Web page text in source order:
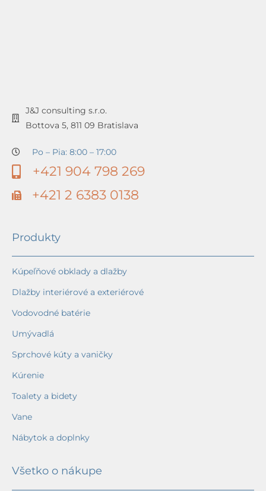
J&J consulting s.r.o.
Bottova 5, 811 09 Bratislava
Po – Pia: 8:00 – 17:00
+421 904 798 269
+421 2 6383 0138
Produkty
Kúpeľňové obklady a dlažby
Dlažby interiérové a exteriérové
Vodovodné batérie
Umývadlá
Sprchové kúty a vaničky
Kúrenie
Toalety a bidety
Vane
Nábytok a doplnky
Všetko o nákupe